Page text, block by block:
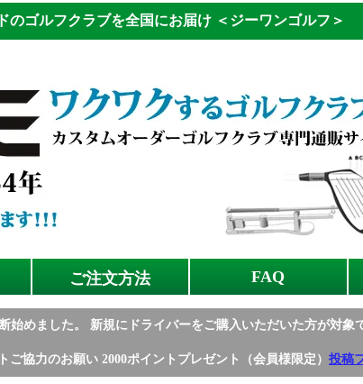
のゴルフクラブを全国にお届け ＜ジーワンゴルフ＞
ご注文方法 FAQ
始めました。 新規にドライバーをご購入いただいた方が対象
ご協力のお願い 2000ポイントプレゼント（会員様限定） 投稿